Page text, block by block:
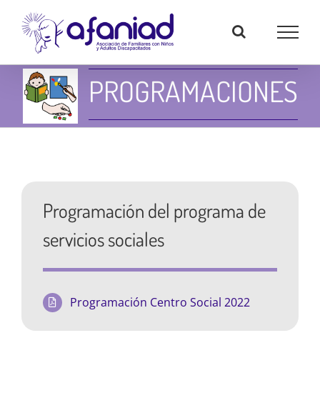
content
PROGRAMACIONES
Programación del programa de
servicios sociales
Programación Centro Social 2022